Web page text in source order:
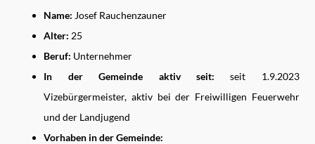
Name: Josef Rauchenzauner
Alter: 25
Beruf: Unternehmer
In der Gemeinde aktiv seit: seit 1.9.2023
Vizebürgermeister, aktiv bei der Freiwilligen Feuerwehr
und der Landjugend
Vorhaben in der Gemeinde: